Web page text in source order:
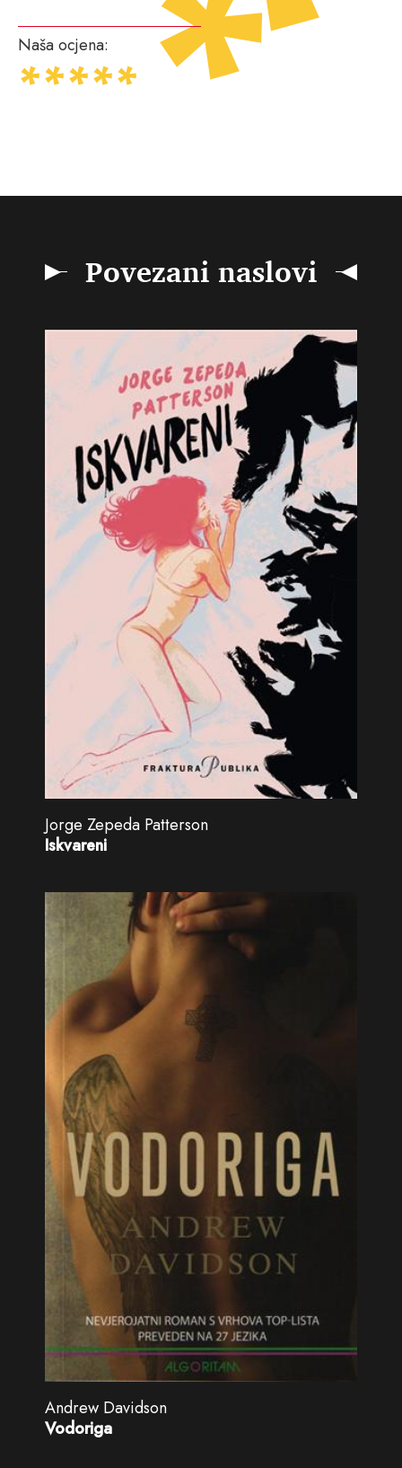
Naša ocjena:
Povezani naslovi
Jorge Zepeda Patterson
Iskvareni
Andrew Davidson
Vodoriga